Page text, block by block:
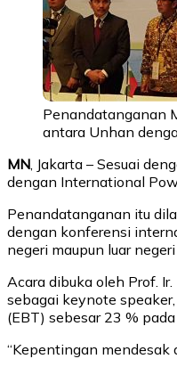
Penandatanganan
antara Unhan
MN , Jakarta – Sesuai
dengan International
Penandatanganan itu
dengan konferensi
negeri maupun luar
Acara dibuka oleh Prof.
sebagai keynote
(EBT) sebesar 23 %
“Kepentingan mendesak